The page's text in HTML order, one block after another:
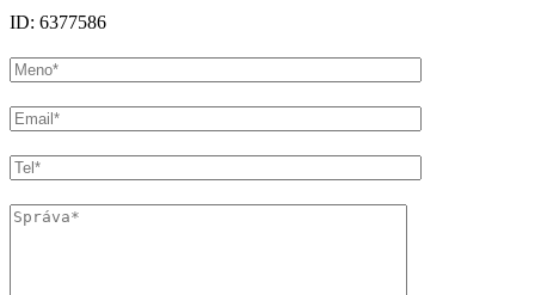
ID: 6377586